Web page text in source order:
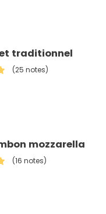
traditionnel
(25 notes)
mozzarella
(16 notes)